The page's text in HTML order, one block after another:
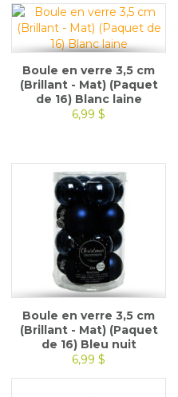
Boule en verre 3,5 cm
(Brillant - Mat) (Paquet
de 16) Blanc laine
6,99 $
Boule en verre 3,5 cm
(Brillant - Mat) (Paquet
de 16) Bleu nuit
6,99 $